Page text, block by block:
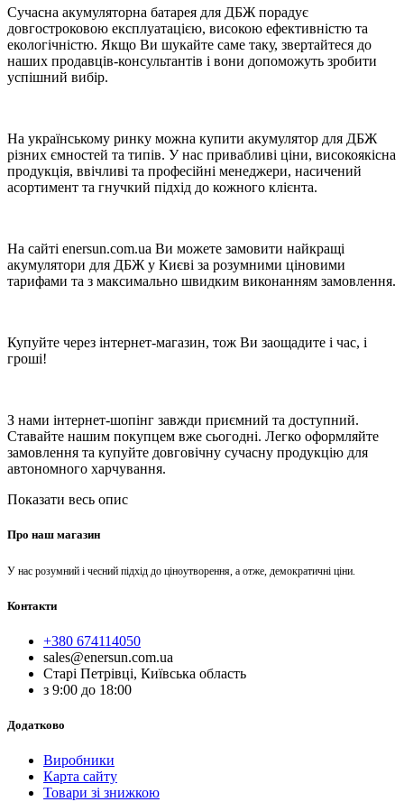
Сучасна акумуляторна батарея для ДБЖ порадує
довгостроковою експлуатацією, високою ефективністю та
екологічністю. Якщо Ви шукайте саме таку, звертайтеся до
наших продавців-консультантів і вони допоможуть зробити
успішний вибір.
На українському ринку можна купити акумулятор для ДБЖ
різних ємностей та типів. У нас привабливі ціни, високоякісна
продукція, ввічливі та професійні менеджери, насичений
асортимент та гнучкий підхід до кожного клієнта.
На сайті enersun.com.ua Ви можете замовити найкращі
акумулятори для ДБЖ у Києві за розумними ціновими
тарифами та з максимально швидким виконанням замовлення.
Купуйте через інтернет-магазин, тож Ви заощадите і час, і
гроші!
З нами інтернет-шопінг завжди приємний та доступний.
Ставайте нашим покупцем вже сьогодні. Легко оформляйте
замовлення та купуйте довговічну сучасну продукцію для
автономного харчування.
Показати весь опис
Про наш магазин
У нас розумний і чесний підхід до ціноутворення, а отже, демократичні ціни.
Контакти
+380 674114050
sales@enersun.com.ua
Старі Петрівці, Київська область
з 9:00 до 18:00
Додатково
Виробники
Карта сайту
Товари зі знижкою